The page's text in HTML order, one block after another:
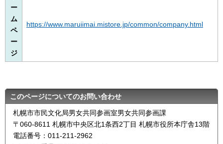
ー
ム
ペ
ー
ジ
https://www.maruiimai.mistore.jp/common/company.html
このページについてのお問い合わせ
札幌市市民文化局男女共同参画室男女共同参画課
〒060-8611 札幌市中央区北1条西2丁目 札幌市役所本庁舎13階
電話番号：011-211-2962